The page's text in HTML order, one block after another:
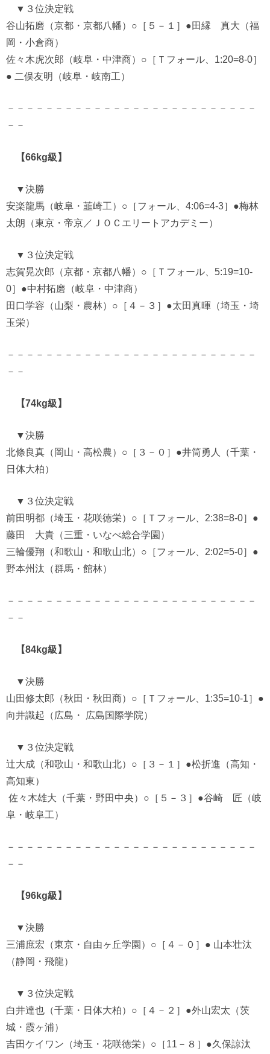
▼３位決定戦
谷山拓磨（京都・京都八幡）○［５－１］●田縁 真大（福
岡・小倉商）
佐々木虎次郎（岐阜・中津商）○［Ｔフォール、1:20=8-0］
● 二俣友明（岐阜・岐南工）
－－－－－－－－－－－－－－－－－－－－－－－－－－
－－
【66kg級】
▼決勝
安楽龍馬（岐阜・韮崎工）○［フォール、4:06=4-3］●梅林
太朗（東京・帝京／ＪＯＣエリートアカデミー）
▼３位決定戦
志賀晃次郎（京都・京都八幡）○［Ｔフォール、5:19=10-
0］●中村拓磨（岐阜・中津商）
田口学容（山梨・農林）○［４－３］●太田真暉（埼玉・埼
玉栄）
－－－－－－－－－－－－－－－－－－－－－－－－－－
－－
【74kg級】
▼決勝
北條良真（岡山・高松農）○［３－０］●井筒勇人（千葉・
日体大柏）
▼３位決定戦
前田明都（埼玉・花咲徳栄）○［Ｔフォール、2:38=8-0］●
藤田 大貴（三重・いなべ総合学園）
三輪優翔（和歌山・和歌山北）○［フォール、2:02=5-0］●
野本州汰（群馬・館林）
－－－－－－－－－－－－－－－－－－－－－－－－－－
－－
【84kg級】
▼決勝
山田修太郎（秋田・秋田商）○［Ｔフォール、1:35=10-1］●
向井識起（広島・ 広島国際学院）
▼３位決定戦
辻大成（和歌山・和歌山北）○［３－１］●松折進（高知・
高知東）
佐々木雄大（千葉・野田中央）○［５－３］●谷崎 匠（岐
阜・岐阜工）
－－－－－－－－－－－－－－－－－－－－－－－－－－
－－
【96kg級】
▼決勝
三浦庶宏（東京・自由ヶ丘学園）○［４－０］● 山本壮汰
（静岡・飛龍）
▼３位決定戦
白井達也（千葉・日体大柏）○［４－２］●外山宏太（茨
城・霞ヶ浦）
吉田ケイワン（埼玉・花咲徳栄）○［11－８］●久保諒汰